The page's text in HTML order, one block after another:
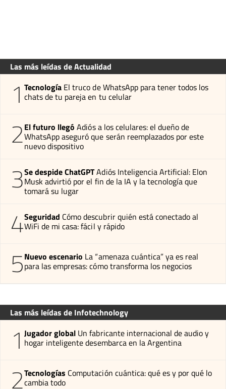
Las más leídas de Actualidad
1 Tecnología El truco de WhatsApp para tener todos los
chats de tu pareja en tu celular
2El futuro llegó Adiós a los celulares: el dueño de
WhatsApp aseguró que serán reemplazados por este
nuevo dispositivo
3Se despide ChatGPTAdiós Inteligencia Artificial: Elon
Musk advirtió por el fin de la IA y la tecnología que
tomará su lugar
4Seguridad Cómo descubrir quién está conectado al
WiFi de mi casa: fácil y rápido
5Nuevo escenario La “amenaza cuántica” ya es real
para las empresas: cómo transforma los negocios
Las más leídas de Infotechnology
1 Jugador global Un fabricante internacional de audio y
hogar inteligente desembarca en la Argentina
2Tecnologías Computación cuántica: qué es y por qué lo
cambia todo